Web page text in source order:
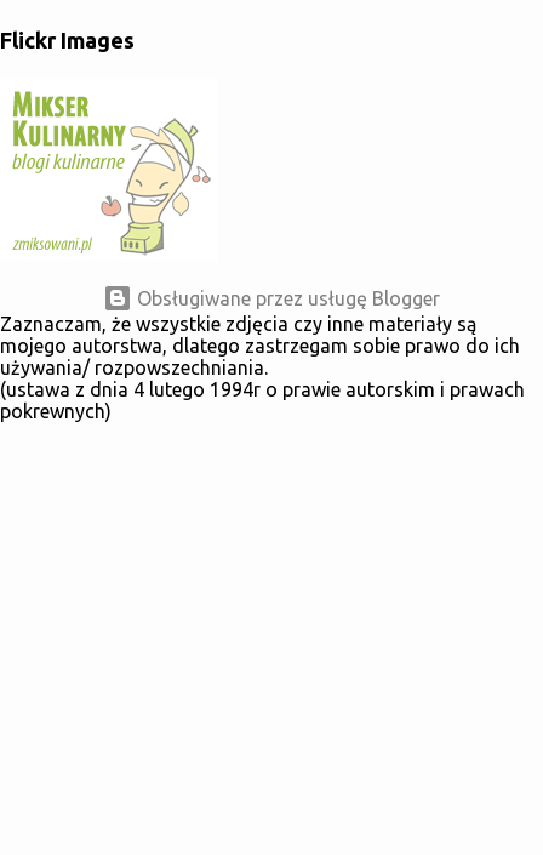
Flickr Images
Obsługiwane przez usługę Blogger
Zaznaczam, że wszystkie zdjęcia czy inne materiały są
mojego autorstwa, dlatego zastrzegam sobie prawo do ich
używania/ rozpowszechniania.
(ustawa z dnia 4 lutego 1994r o prawie autorskim i prawach
pokrewnych)